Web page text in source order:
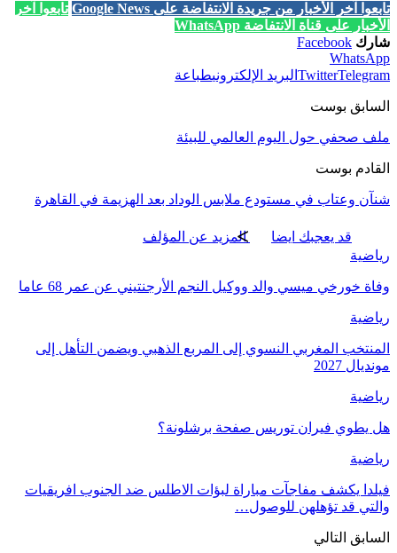
تابعوا آخر الأخبار من جريدة الانتفاضة على Google News
تابعوا آخر
الأخبار على قناة الانتفاضة WhatsApp
شارك Facebook
WhatsApp
TwitterTelegram البريد الإلكترونيطباعة
السابق بوست
ملف صحفي حول اليوم العالمي للبيئة
القادم بوست
شنآن وعتاب في مستودع ملابس الوداد بعد الهزيمة في القاهرة
قد يعجبك ايضا
المزيد عن المؤلف
رياضية
وفاة خورخي ميسي والد ووكيل النجم الأرجنتيني عن عمر 68 عاما
رياضية
المنتخب المغربي النسوي إلى المربع الذهبي ويضمن التأهل إلى
مونديال 2027
رياضية
هل يطوي فيران توريس صفحة برشلونة؟
رياضية
فيلدا يكشف مفاجآت مباراة لبؤات الاطلس ضد الجنوب افريقيات
والتي قد تؤهلهن للوصول…
السابق التالي